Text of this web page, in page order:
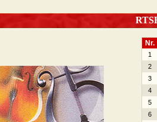
Nr.
1
2
3
4
5
6